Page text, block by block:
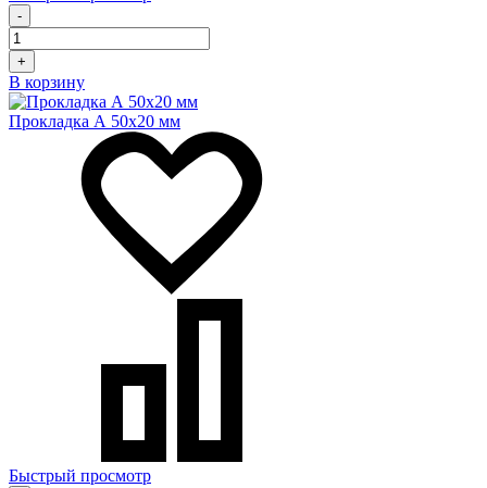
-
+
В корзину
Прокладка А 50х20 мм
Быстрый просмотр